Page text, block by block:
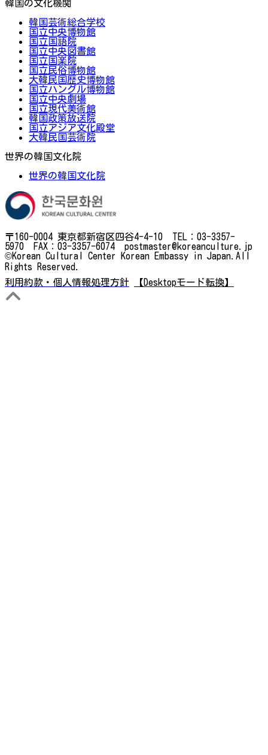
韓国の文化機関
韓国芸術総合学校
国立中央博物館
国立国語院
国立中央図書館
国立国楽院
国立民俗博物館
大韓民国歴史博物館
国立ハングル博物館
国立中央劇場
国立現代美術館
韓国政策放送院
国立アジア文化殿堂
大韓民国芸術院
世界の韓国文化院
世界の韓国文化院
〒160-0004 東京都新宿区四谷4-4-10 TEL：03-3357-
5970 FAX：03-3357-6074 postmaster@koreanculture.jp
©Korean Cultural Center Korean Embassy in Japan.All
Rights Reserved.
利用約款・個人情報処理方針
【Desktopモード転換】